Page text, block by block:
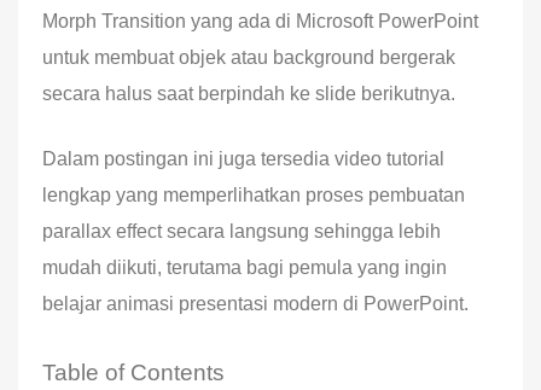
Morph Transition yang ada di Microsoft PowerPoint
untuk membuat objek atau background bergerak
secara halus saat berpindah ke slide berikutnya.
Dalam postingan ini juga tersedia video tutorial
lengkap yang memperlihatkan proses pembuatan
parallax effect secara langsung sehingga lebih
mudah diikuti, terutama bagi pemula yang ingin
belajar animasi presentasi modern di PowerPoint.
Table of Contents